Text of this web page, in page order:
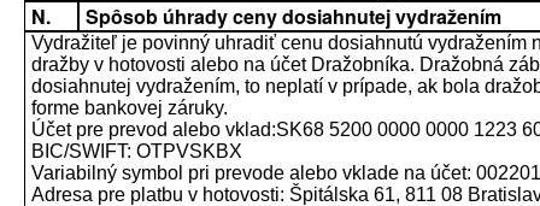
N. Spôsob úhrady ceny dosiahnutej vydražením
Vydražiteľ je povinný uhradiť cenu dosiahnutú vydražením
dražby v hotovosti alebo na účet Dražobníka. Dražobná
dosiahnutej vydražením, to neplatí v prípade, ak bola
forme bankovej záruky.
Účet pre prevod alebo vklad:SK68 5200 0000 0000 1223
BIC/SWIFT: OTPVSKBX
Variabilný symbol pri prevode alebo vklade na účet:
Adresa pre platbu v hotovosti: Špitálska 61, 811 08